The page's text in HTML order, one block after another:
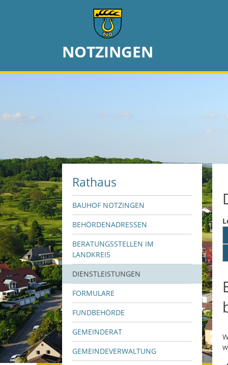
NOTZINGEN
Rathaus
BAUHOF NOTZINGEN
BEHÖRDENADRESSEN
BERATUNGSSTELLEN IM
LANDKREIS
DIENSTLEISTUNGEN
FORMULARE
FUNDBEHÖRDE
GEMEINDERAT
GEMEINDEVERWALTUNG